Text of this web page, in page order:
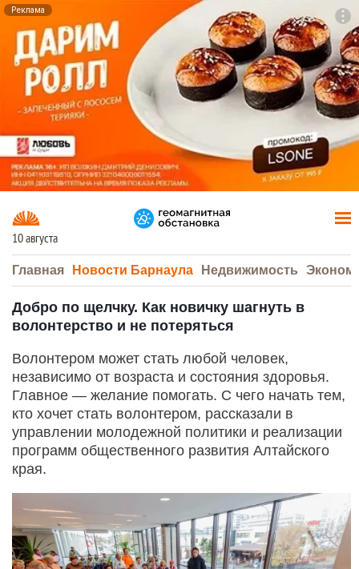
Реклама
10 августа
Главная Новости Барнаула Недвижимость
Добро по щелчку. Как новичку шагнуть в
волонтерство и не потеряться
Волонтером может стать любой человек,
независимо от возраста и состояния здоровья.
Главное — желание помогать. С чего начать тем,
кто хочет стать волонтером, рассказали в
управлении молодежной политики и реализации
программ общественного развития Алтайского
края.